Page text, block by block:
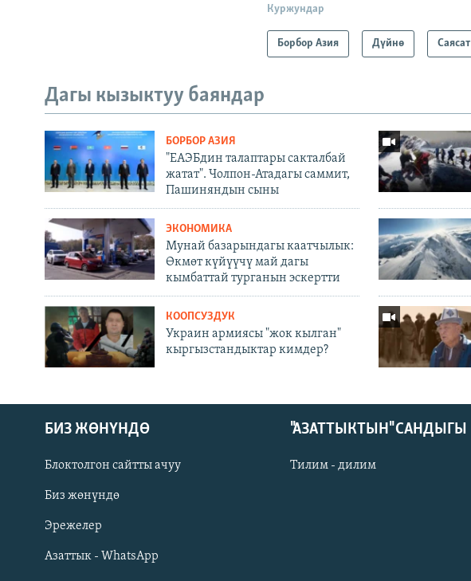
Русский
ОНЛАЙН ШЕРИНЕ
Куржундар
Борбор Азия Дүйнө Саясат
Дагы кызыктуу баяндар
БОРБОР АЗИЯ
"ЕАЭБдин талаптары сакталбай
жатат". Чолпон-Атадагы саммит,
Пашиняндын сыны
ЭКОНОМИКА
Мунай базарындагы каатчылык:
Өкмөт күйүүчү май дагы
кымбаттай турганын эскертти
КООПСУЗДУК
Украин армиясы "жок кылган"
кыргызстандыктар кимдер?
БИЗ ЖӨНҮНДӨ
Блоктолгон сайтты ачуу
Биз жөнүндө
Эрежелер
Азаттык - WhatsApp
"АЗАТТЫКТЫН" САНДЫГЫ
Тилим - дилим